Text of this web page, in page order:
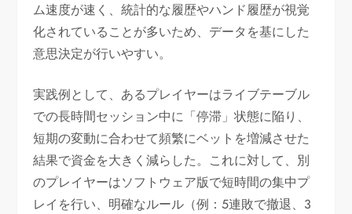
ム速度が速く、統計的な履歴やハンド履歴が視覚
化されていることが多いため、データを基にした
意思決定が行いやすい。
実践例として、あるプレイヤーはライブテーブル
での長時間セッション中に「停滞」状態に陥り、
短期の変動に合わせて頻繁にベットを増減させた
結果で資金を大きく減らした。これに対して、別
のプレイヤーはソフトウェア版で短時間の集中プ
レイを行い、明確なルール（例：5連敗で撤退、3